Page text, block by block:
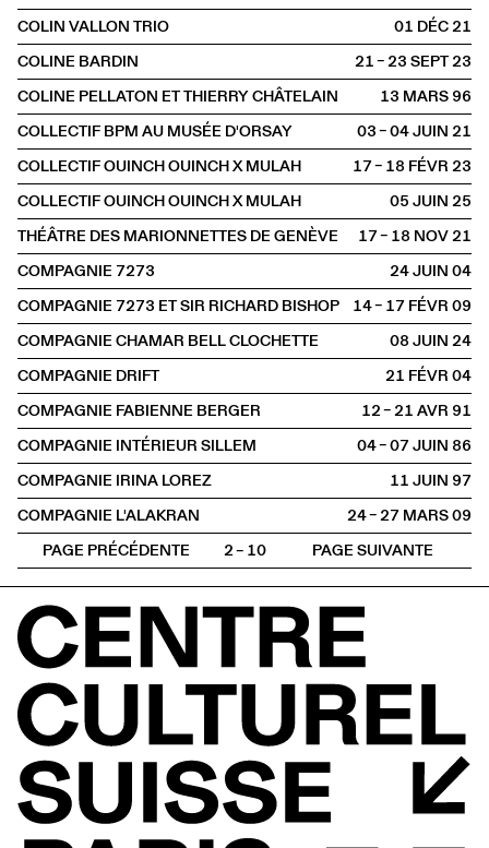
COLIN VALLON TRIO
01 DÉC2021
COLINE BARDIN
21 – 23 SEPT2023
COLINE PELLATON ET THIERRY CHÂTELAIN
13 MARS1996
COLLECTIF BPM AU MUSÉE D'ORSAY
03 – 04 JUIN2021
COLLECTIF OUINCH OUINCH X MULAH
17 – 18 FÉVR2023
COLLECTIF OUINCH OUINCH X MULAH
05 JUIN2025
THÉÂTRE DES MARIONNETTES DE GENÈVE
17 – 18 NOV2021
COMPAGNIE 7273
24 JUIN2004
COMPAGNIE 7273 ET SIR RICHARD BISHOP
14 – 17 FÉVR2009
COMPAGNIE CHAMAR BELL CLOCHETTE
08 JUIN2024
COMPAGNIE DRIFT
21 FÉVR2004
COMPAGNIE FABIENNE BERGER
12 – 21 AVR1991
COMPAGNIE INTÉRIEUR SILLEM
04 – 07 JUIN1986
COMPAGNIE IRINA LOREZ
11 JUIN1997
COMPAGNIE L'ALAKRAN
24 – 27 MARS2009
PAGE PRÉCÉDENTE
2 – 10 PAGE SUIVANTE